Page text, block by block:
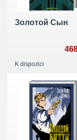
Золотой Сын
K dispozici